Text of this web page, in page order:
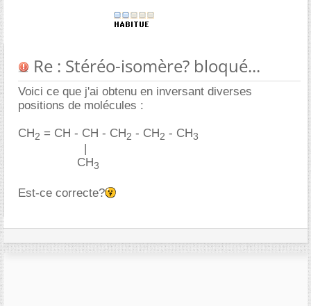
Re : Stéréo-isomère? bloqué...
Voici ce que j'ai obtenu en inversant diverses
positions de molécules :
CH2 = CH - CH - CH2 - CH2 - CH3
CH3
Est-ce correcte?